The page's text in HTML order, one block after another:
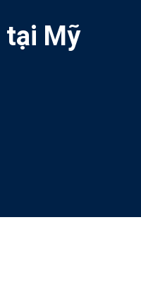
tại Mỹ